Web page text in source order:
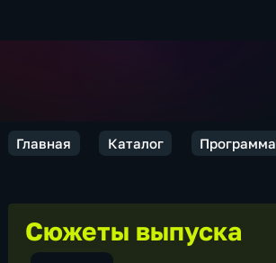
Главная Каталог Программа
Сюжеты выпуска